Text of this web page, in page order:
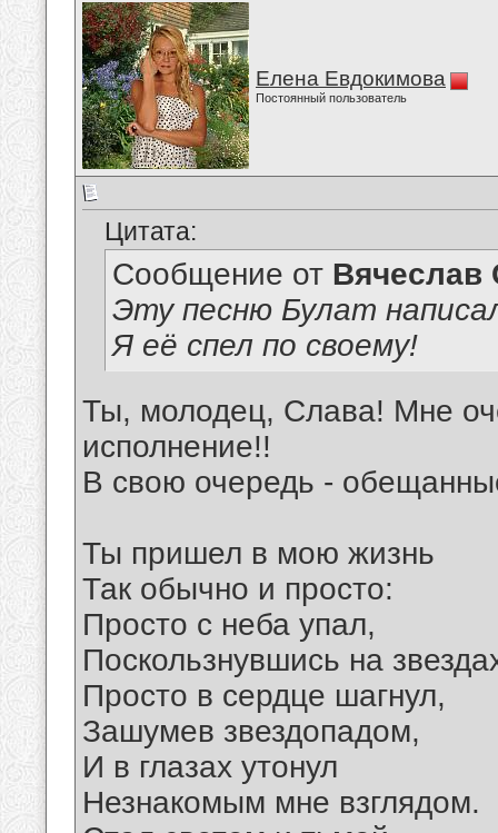
Елена Евдокимова
Постоянный пользователь
Цитата:
Сообщение от Вячеслав
Эту песню Булат
Я её спел по своему!
Ты, молодец, Слава! Мне
исполнение!!
В свою очередь -
Ты пришел в мою жизнь
Так обычно и просто:
Просто с неба упал,
Поскользнувшись на
Просто в сердце шагнул,
Зашумев звездопадом,
И в глазах утонул
Незнакомым мне взглядом.